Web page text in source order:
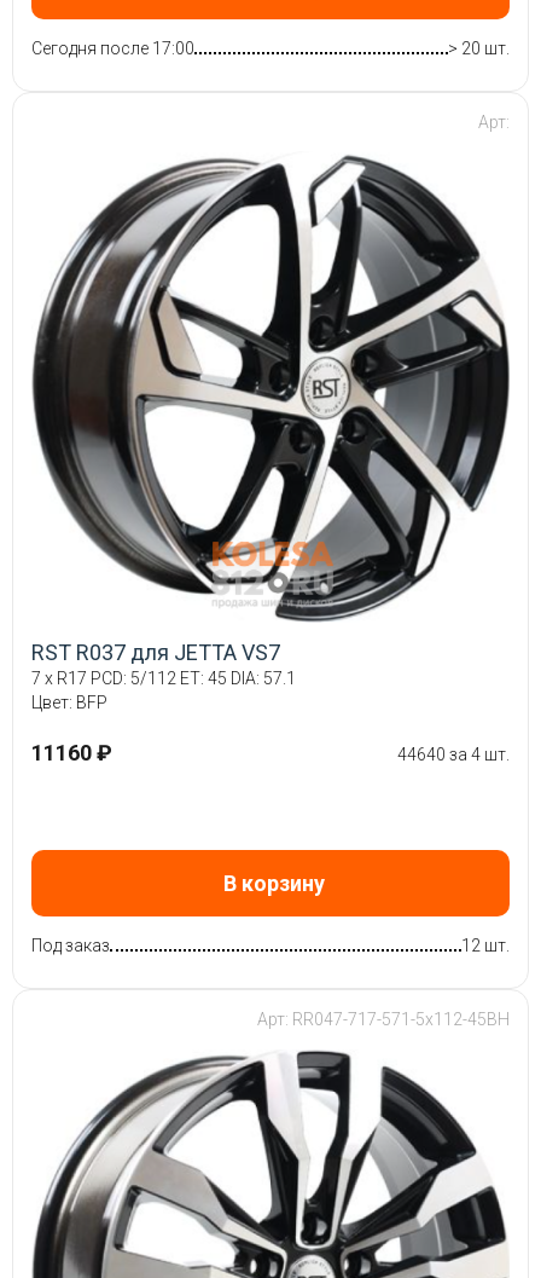
Сегодня после 17:00 > 20 шт.
Арт:
RST R037 для JETTA VS7
7 x R17 PCD: 5/112 ET: 45 DIA: 57.1
Цвет: BFP
11160 ₽ 44640 за 4 шт.
В корзину
Под заказ 12 шт.
Арт: RR047-717-571-5x112-45BH